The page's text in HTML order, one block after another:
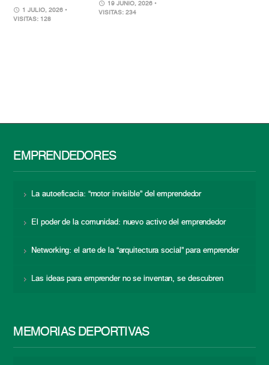
1 JULIO, 2026 •
VISITAS: 128
19 JUNIO, 2026 •
VISITAS: 234
EMPRENDEDORES
La autoeficacia: “motor invisible” del emprendedor
El poder de la comunidad: nuevo activo del emprendedor
Networking: el arte de la “arquitectura social” para emprender
Las ideas para emprender no se inventan, se descubren
MEMORIAS DEPORTIVAS